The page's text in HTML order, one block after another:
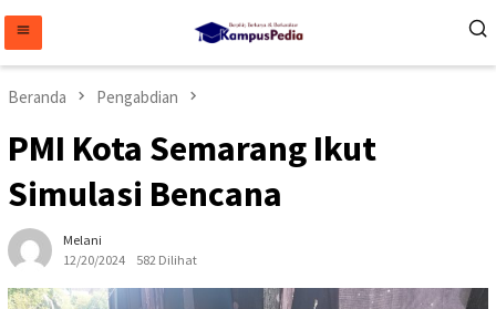
konten
Beranda Pengabdian
PMI Kota Semarang Ikut
Simulasi Bencana
Melani
12/20/2024
582 Dilihat